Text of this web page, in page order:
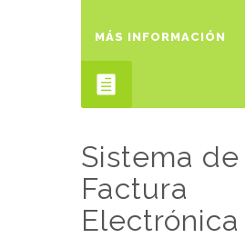
MÁS INFORMACIÓN
Sistema de
Factura
Electrónica